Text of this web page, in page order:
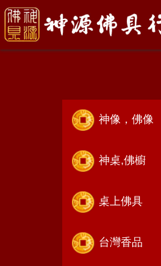
神明祖先爐
神像，佛像
神桌,佛櫥
桌上佛具
台灣香品